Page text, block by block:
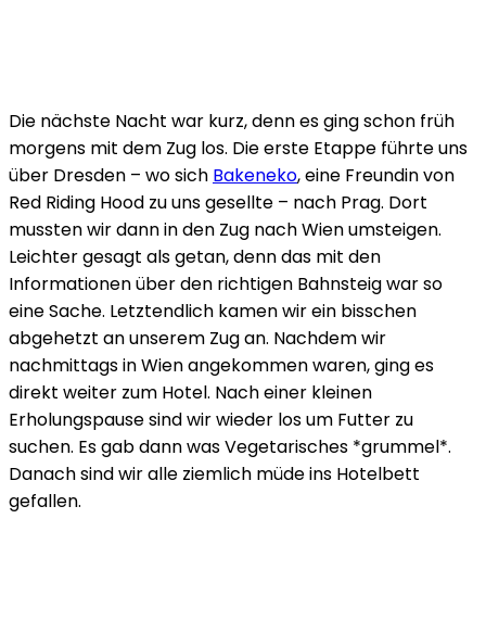
Die nächste Nacht war kurz, denn es ging schon früh
morgens mit dem Zug los. Die erste Etappe führte uns
über Dresden – wo sich Bakeneko, eine Freundin von
Red Riding Hood zu uns gesellte – nach Prag. Dort
mussten wir dann in den Zug nach Wien umsteigen.
Leichter gesagt als getan, denn das mit den
Informationen über den richtigen Bahnsteig war so
eine Sache. Letztendlich kamen wir ein bisschen
abgehetzt an unserem Zug an. Nachdem wir
nachmittags in Wien angekommen waren, ging es
direkt weiter zum Hotel. Nach einer kleinen
Erholungspause sind wir wieder los um Futter zu
suchen. Es gab dann was Vegetarisches *grummel*.
Danach sind wir alle ziemlich müde ins Hotelbett
gefallen.